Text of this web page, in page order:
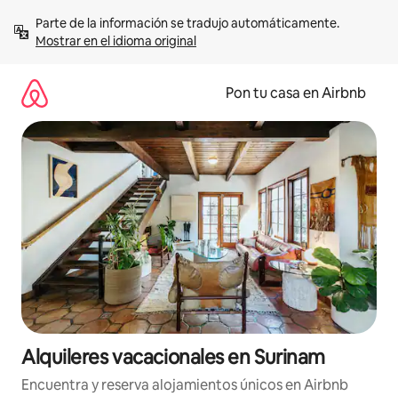
contenidoMostrar en el idioma original
Pon tu casa en Airbnb
Alquileres vacacionales en Surinam
Encuentra y reserva alojamientos únicos en Airbnb